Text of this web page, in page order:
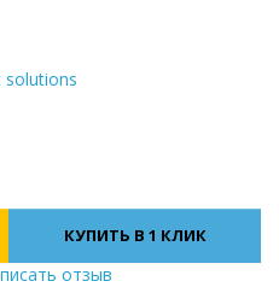
solutions
КУПИТЬ В 1 КЛИК
отзыв